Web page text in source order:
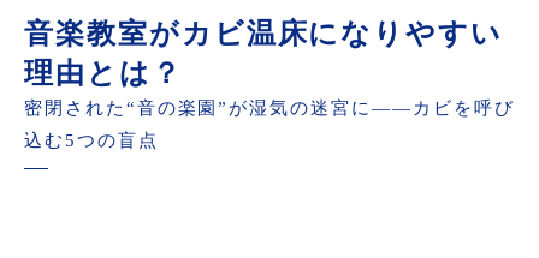
実例で学ぶ：音質劣化・レッスン中断を招いた
失敗ケース
カビ発見から対応までのタイムラインと優先順
音楽教室がカビ温床になりやすい
理由とは？
密閉された“音の楽園”が湿気の迷宮に――カビを呼び
込む5つの盲点